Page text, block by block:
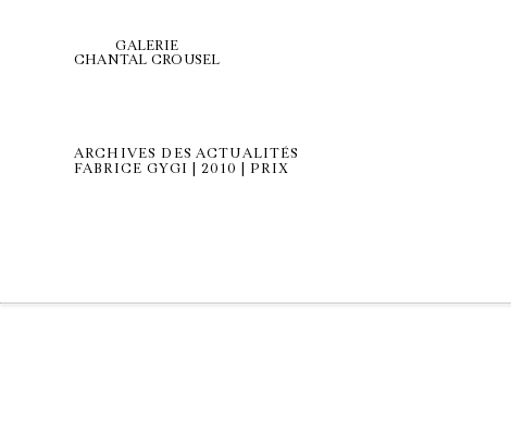
GALERIE
CHANTAL CROUSEL
ARCHIVES DES ACTUALITÉS
FABRICE GYGI | 2010 | PRIX